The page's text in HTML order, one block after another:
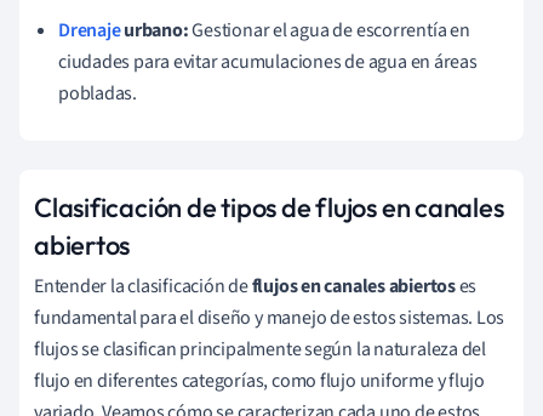
Drenajeurbano:Gestionar el agua de escorrentía en
ciudades para evitar acumulaciones de agua en áreas
pobladas.
Clasificación de tipos de flujos en canales
abiertos
Entender la clasificación deflujos en canales abiertoses
fundamental para el diseño y manejo de estos sistemas. Los
flujos se clasifican principalmente según la naturaleza del
flujo en diferentes categorías, como flujo uniforme y flujo